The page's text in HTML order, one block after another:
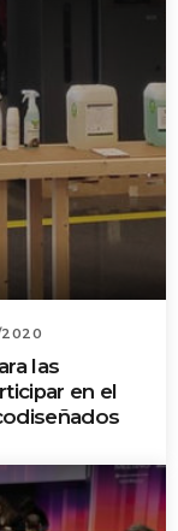
2020
las
en el